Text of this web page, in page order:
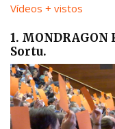
Vídeos + vistos
1.
Sortu.